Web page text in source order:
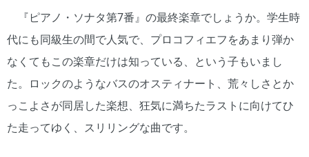
『ピアノ・ソナタ第7番』の最終楽章でしょうか。学生時
代にも同級生の間で人気で、プロコフィエフをあまり弾か
なくてもこの楽章だけは知っている、という子もいまし
た。ロックのようなバスのオスティナート、荒々しさとか
っこよさが同居した楽想、狂気に満ちたラストに向けてひ
た走ってゆく、スリリングな曲です。